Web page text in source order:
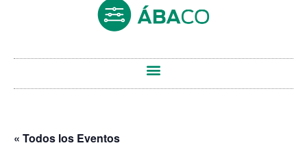
« Todos los Eventos